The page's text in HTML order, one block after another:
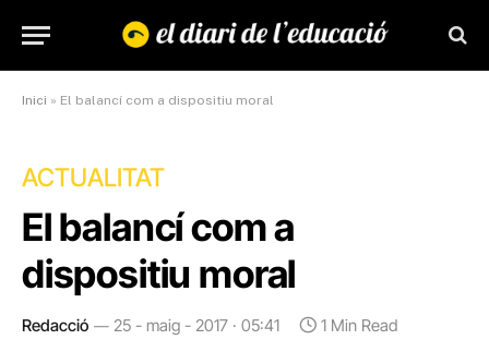
Inici » El balancí com a dispositiu moral
ACTUALITAT
El balancí com a
dispositiu moral
Redacció 25 - maig - 2017 · 05:41 1 Min Read